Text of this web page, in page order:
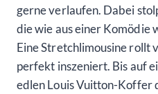
gerne verlaufen. Dabei
die wie aus einer Komödie
Eine Stretchlimousine rollt
perfekt inszeniert. Bis auf
edlen Louis Vuitton-Koffer